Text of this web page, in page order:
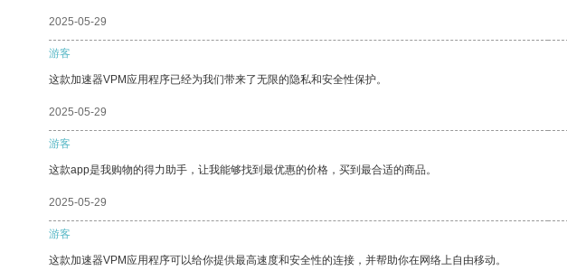
2025-05-29
游客
这款加速器VPM应用程序已经为我们带来了无限的隐私和安全性保护。
2025-05-29
游客
这款app是我购物的得力助手，让我能够找到最优惠的价格，买到最合适的商品。
2025-05-29
游客
这款加速器VPM应用程序可以给你提供最高速度和安全性的连接，并帮助你在网络上自由移动。